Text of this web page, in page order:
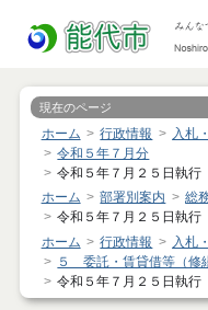
現在のページ
ホーム 行政情報 入札
令和５年７月分
令和５年７月２５日執
ホーム
部署別案内 総
令和５年７月２５日執
ホーム
行政情報 入札
５ 委託・賃貸借等（修
令和５年７月２５日執